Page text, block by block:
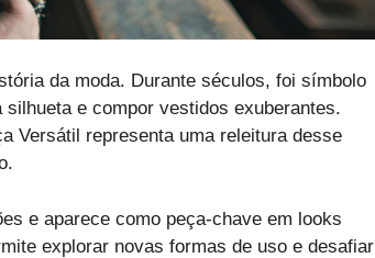
da moda. Durante séculos, foi símbolo
e compor vestidos exuberantes.
Versátil representa uma releitura desse
e aparece como peça-chave em looks
explorar novas formas de uso e desafiar